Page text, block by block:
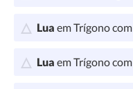
Lua em Trígono com
Lua em Trígono com